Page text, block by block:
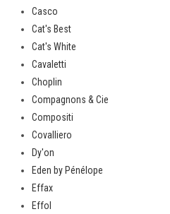
Casco
Cat's Best
Cat's White
Cavaletti
Choplin
Compagnons & Cie
Compositi
Covalliero
Dy'on
Eden by Pénélope
Effax
Effol